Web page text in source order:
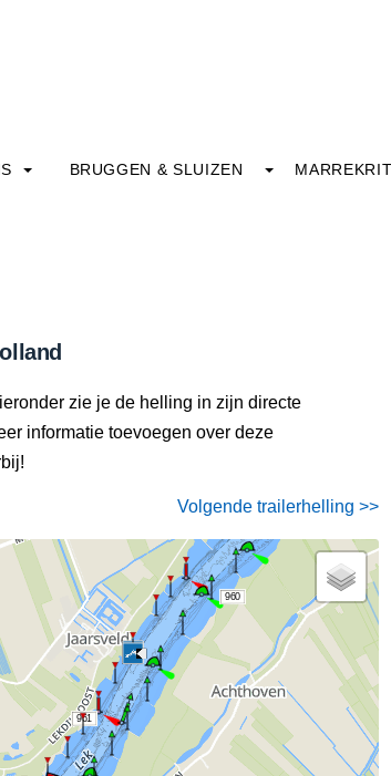
BRUGGEN & SLUIZEN
zie je de helling in zijn directe
informatie toevoegen over deze
Volgende trailerhelling >>
961
960